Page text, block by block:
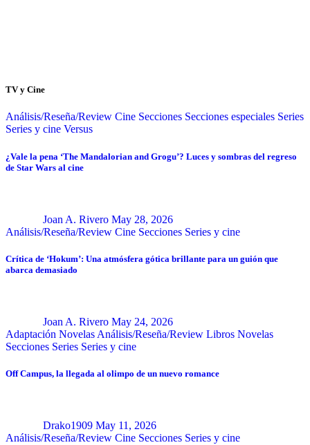
TV y Cine
Análisis/Reseña/Review Cine Secciones Secciones especiales Series
Series y cine Versus
¿Vale la pena ‘The Mandalorian and Grogu’? Luces y sombras del regreso
de Star Wars al cine
Joan A. Rivero May 28, 2026
Análisis/Reseña/Review Cine Secciones Series y cine
Crítica de ‘Hokum’: Una atmósfera gótica brillante para un guión que
abarca demasiado
Joan A. Rivero May 24, 2026
Adaptación Novelas Análisis/Reseña/Review Libros Novelas
Secciones Series Series y cine
Off Campus, la llegada al olimpo de un nuevo romance
Drako1909 May 11, 2026
Análisis/Reseña/Review Cine Secciones Series y cine